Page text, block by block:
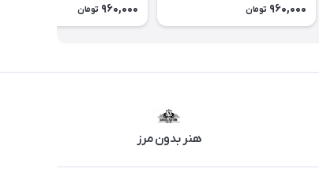
960,000 تومان 960,000 تومان
هنر بدون مرز